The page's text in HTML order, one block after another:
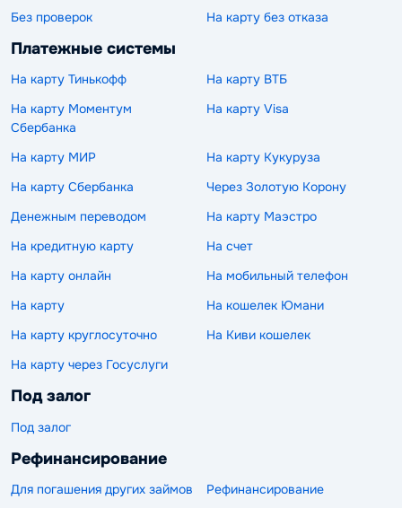
Без проверок
На карту без отказа
Платежные системы
На карту Тинькофф
На карту ВТБ
На карту Моментум
Сбербанка
На карту Visa
На карту МИР
На карту Кукуруза
На карту Сбербанка
Через Золотую Корону
Денежным переводом
На карту Маэстро
На кредитную карту
На счет
На карту онлайн
На мобильный телефон
На карту
На кошелек Юмани
На карту круглосуточно
На Киви кошелек
На карту через Госуслуги
Под залог
Под залог
Рефинансирование
Для погашения других займов Рефинансирование